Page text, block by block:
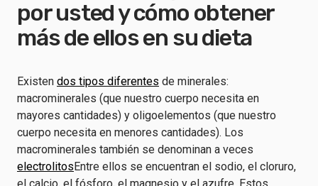
por usted y cómo obtener
más de ellos en su dieta
Existen dos tipos diferentes de minerales:
macrominerales (que nuestro cuerpo necesita en
mayores cantidades) y oligoelementos (que nuestro
cuerpo necesita en menores cantidades). Los
macrominerales también se denominan a veces
electrolitosEntre ellos se encuentran el sodio, el cloruro,